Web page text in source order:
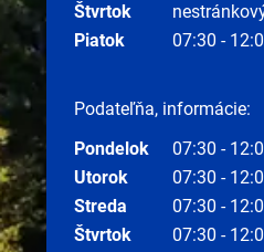
Štvrtok
Piatok
07:30 -
Podateľňa, informácie:
Pondelok
07:30 -
Utorok
07:30 -
Streda
07:30 -
Štvrtok
07:30 -